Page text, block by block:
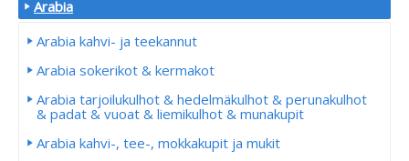
Arabia
Arabia kahvi- ja teekannut
Arabia sokerikot & kermakot
Arabia tarjoilukulhot & hedelmäkulhot & perunakulhot
& padat & vuoat & liemikulhot & munakupit
Arabia kahvi-, tee-, mokkakupit ja mukit